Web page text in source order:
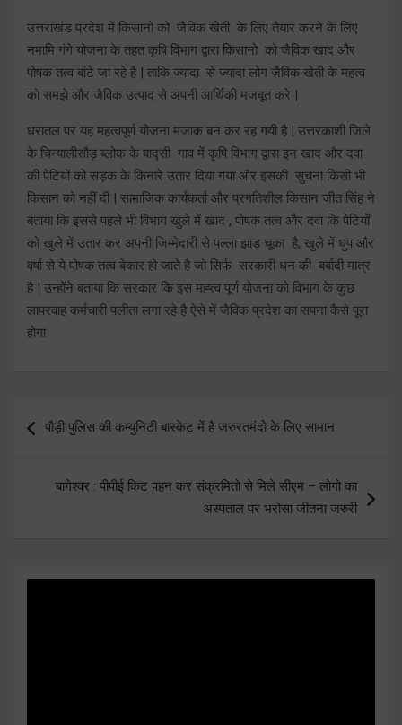
उत्तराखंड प्रदेश में किसानो को जैविक खेती के लिए तैयार करने के लिए
नमामि गंगे योजना के तहत कृषि विभाग द्वारा किसानो को जैविक खाद और
पोषक तत्व बांटे जा रहे है | ताकि ज्यादा से ज्यादा लोग जैविक खेती के महत्व
को समझे और जैविक उत्पाद से अपनी आर्थिकी मजबूत करे |
धरातल पर यह महत्वपूर्ण योजना मजाक बन कर रह गयी है | उत्तरकाशी जिले
के चिन्यालीसौड़ ब्लोक के बाद्सी गाव में कृषि विभाग द्वारा इन खाद और दवा
की पेटियों को सड़क के किनारे उतार दिया गया और इसकी सुचना किसी भी
किसान को नहीं दी | सामाजिक कार्यकर्ता और प्रगतिशील किसान जीत सिंह ने
बताया कि इससे पहले भी विभाग खुले में खाद , पोषक तत्व और दवा कि पेटियों
को खुले में उतार कर अपनी जिम्मेदारी से पल्ला झाड़ चूका है, खुले में धुप और
वर्षा से ये पोषक तत्व बेकार हो जाते है जो सिर्फ सरकारी धन की बर्बादी मात्र
है | उन्होंने बताया कि सरकार कि इस मह्त्व पूर्ण योजना को विभाग के कुछ
लापरवाह कर्मचारी पलीता लगा रहे है ऐसे में जैविक प्रदेश का सपना कैसे पूरा
होगा
navigation
पौड़ी पुलिस की कम्युनिटी बास्केट में है जरुरतमंदो के लिए सामान
बागेश्वर : पीपीई किट पहन कर संक्रमितो से मिले सीएम – लोगो का
अस्पताल पर भरोसा जीतना जरुरी